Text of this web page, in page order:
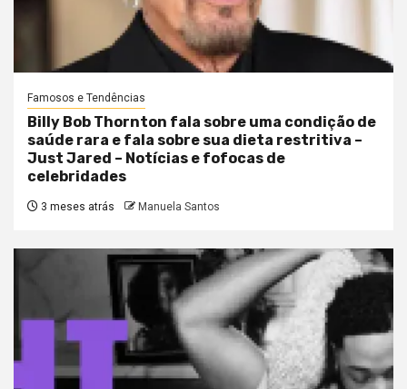
Famosos e Tendências
Billy Bob Thornton fala sobre uma condição de
saúde rara e fala sobre sua dieta restritiva –
Just Jared – Notícias e fofocas de
celebridades
3 meses atrás Manuela Santos